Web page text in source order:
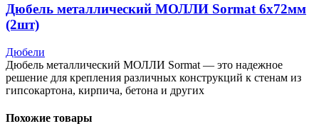
Дюбель металлический МОЛЛИ Sormat 6х72мм
(2шт)
Дюбели
Дюбель металлический МОЛЛИ Sormat — это надежное
решение для крепления различных конструкций к стенам из
гипсокартона, кирпича, бетона и других
Похожие товары